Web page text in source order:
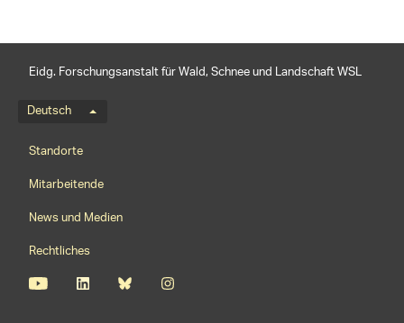
Eidg. Forschungsanstalt für Wald, Schnee und Landschaft WSL
Sprachmenü
Deutsch
Footernavigation
Standorte
Mitarbeitende
News und Medien
Rechtliches